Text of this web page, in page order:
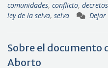
comunidades, conflicto,
ley de la selva, selva
Sobre el documento
Aborto